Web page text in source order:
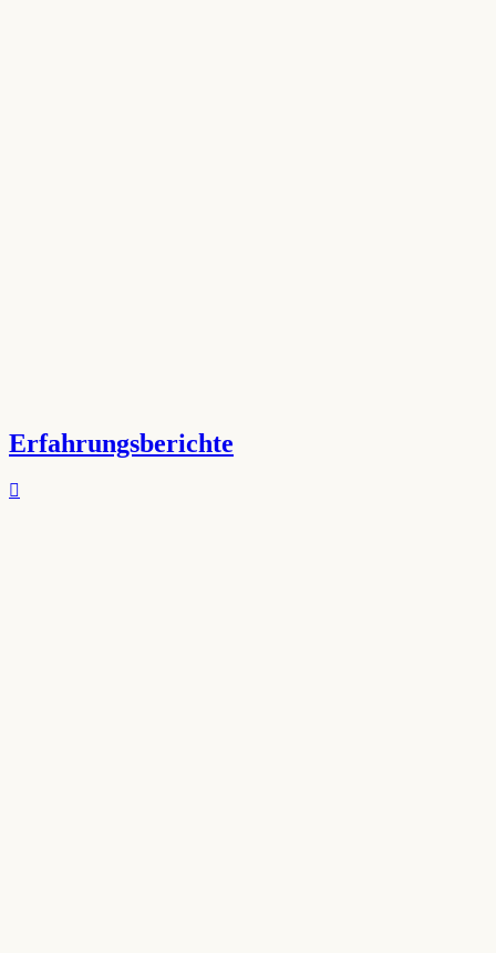
Erfahrungsberichte